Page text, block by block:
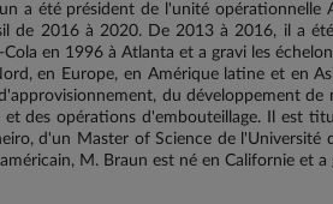
a été président de l'unité opérationnelle
de 2016 à 2020. De 2013 à 2016, il a
en 1996 à Atlanta et a gravi les
en Europe, en Amérique latine et en
du développement de
des opérations d'embouteillage. Il est
d'un Master of Science de l'Université
M. Braun est né en Californie et a